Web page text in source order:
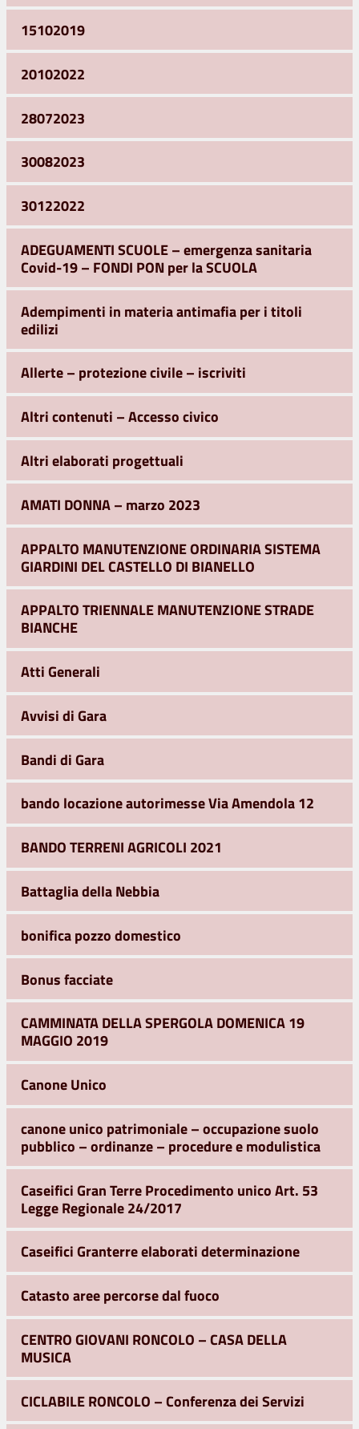
15102019
20102022
28072023
30082023
30122022
ADEGUAMENTI SCUOLE – emergenza sanitaria
Covid-19 – FONDI PON per la SCUOLA
Adempimenti in materia antimafia per i titoli
edilizi
Allerte – protezione civile – iscriviti
Altri contenuti – Accesso civico
Altri elaborati progettuali
AMATI DONNA – marzo 2023
APPALTO MANUTENZIONE ORDINARIA SISTEMA
GIARDINI DEL CASTELLO DI BIANELLO
APPALTO TRIENNALE MANUTENZIONE STRADE
BIANCHE
Atti Generali
Avvisi di Gara
Bandi di Gara
bando locazione autorimesse Via Amendola 12
BANDO TERRENI AGRICOLI 2021
Battaglia della Nebbia
bonifica pozzo domestico
Bonus facciate
CAMMINATA DELLA SPERGOLA DOMENICA 19
MAGGIO 2019
Canone Unico
canone unico patrimoniale – occupazione suolo
pubblico – ordinanze – procedure e modulistica
Caseifici Gran Terre Procedimento unico Art. 53
Legge Regionale 24/2017
Caseifici Granterre elaborati determinazione
Catasto aree percorse dal fuoco
CENTRO GIOVANI RONCOLO – CASA DELLA
MUSICA
CICLABILE RONCOLO – Conferenza dei Servizi